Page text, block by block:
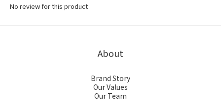
No review for this product
About
Brand Story
Our Values
Our Team